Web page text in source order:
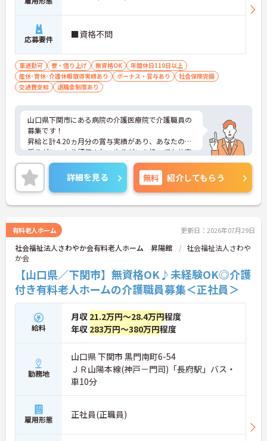
応募要件 ■資格不問
車通勤可 寮・借り上げ 無資格OK
年間休日110日以上
産休･育休･介護休暇取得実績あり
ボーナス・賞与あり
社会保険完備
交通費支給
退職金制度あり
山口県下関市にある病院の介護医療院で介護職員の
募集です！
昇給と計4.20ヵ月分の賞与実績があり、あなたの頑
張りがしっかり評価され、やりがいを持ってお仕事
ができます！
また、マイカー通勤もOKなので、遠方からでも快適
に通勤が可能です♪
ご興味ある方は面接ポイントをお伝えしますので、
お気軽にご連絡ください。
詳細を見る 無料 紹介してもらう
有料老人ホーム 更新日：2026年07月29日
社会福祉法人さわやか会有料老人ホーム 昇陽館
社会福祉法人さわや
か会
【山口県／下関市】無資格OK♪未経験OK◎介護
付き有料老人ホームの介護職員募集＜正社員＞
給料
月収 21.2万円～28.4万円程度
年収 283万円～380万円程度
勤務地
山口県 下関市 黒門南町6-54
ＪＲ山陽本線(神戸－門司)「長府駅」バス・
車10分
雇用形態 正社員(正職員)